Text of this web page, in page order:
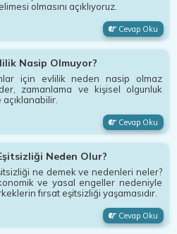
olmasını açıklıyoruz.
Cevap Oku
Nasip Olmuyor?
için evlilik neden nasip olmaz
zamanlama ve kişisel olgunluk
Cevap Oku
Neden Olur?
ne demek ve nedenleri neler?
ve yasal engeller nedeniyle
fırsat eşitsizliği yaşamasıdır.
Cevap Oku